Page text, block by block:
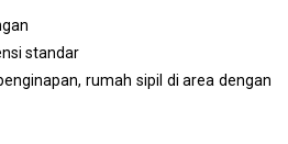
standar
rumah sipil di area dengan